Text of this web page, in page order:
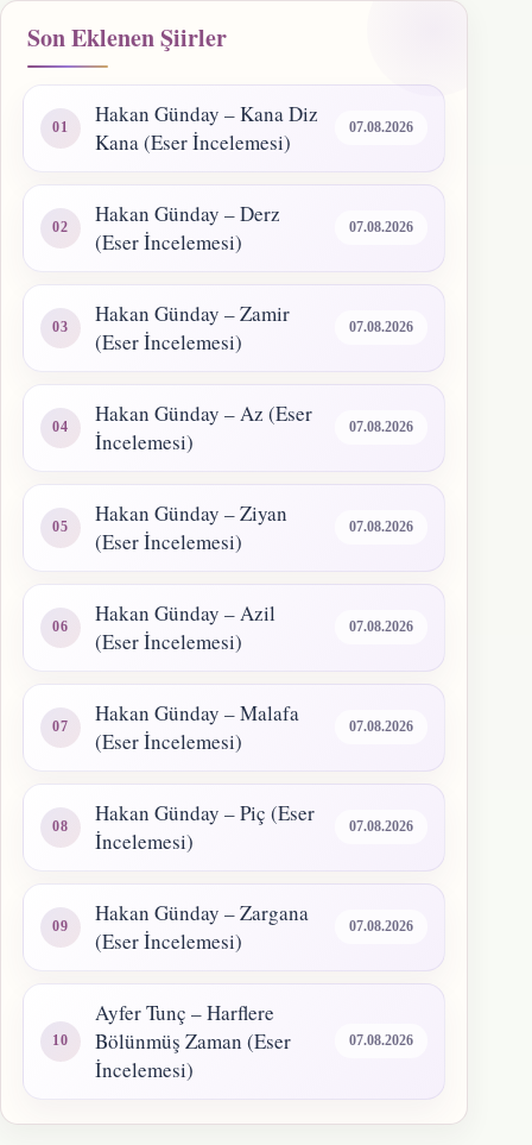
Son Eklenen Şiirler
Hakan Günday – Kana Diz
Kana (Eser İncelemesi)
07.08.2026
Hakan Günday – Derz
(Eser İncelemesi)
07.08.2026
Hakan Günday – Zamir
(Eser İncelemesi)
07.08.2026
Hakan Günday – Az (Eser
İncelemesi)
07.08.2026
Hakan Günday – Ziyan
(Eser İncelemesi)
07.08.2026
Hakan Günday – Azil
(Eser İncelemesi)
07.08.2026
Hakan Günday – Malafa
(Eser İncelemesi)
07.08.2026
Hakan Günday – Piç (Eser
İncelemesi)
07.08.2026
Hakan Günday – Zargana
(Eser İncelemesi)
07.08.2026
Ayfer Tunç – Harflere
Bölünmüş Zaman (Eser
İncelemesi)
07.08.2026